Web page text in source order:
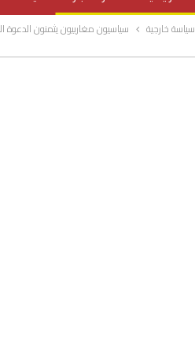
صحة وتغذية
المرأة والحياة سياسة خارجية سياسيون مغاربيون يثمنون الدعوة